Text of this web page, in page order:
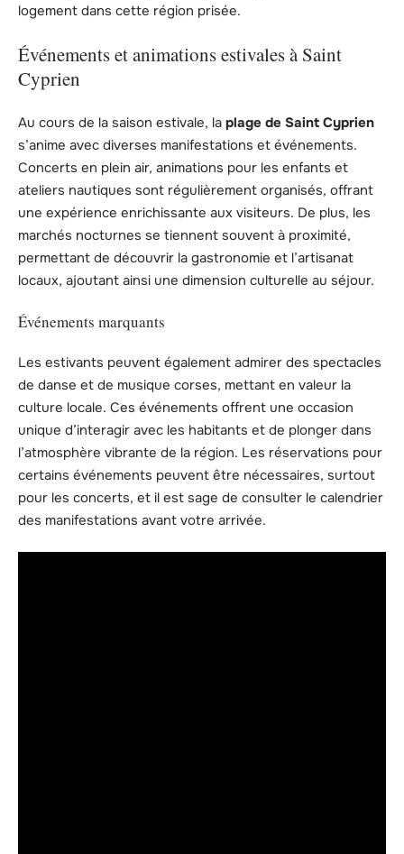
logement dans cette région prisée.
Événements et animations estivales à Saint
Cyprien
Au cours de la saison estivale, la plage de Saint Cyprien
s’anime avec diverses manifestations et événements.
Concerts en plein air, animations pour les enfants et
ateliers nautiques sont régulièrement organisés, offrant
une expérience enrichissante aux visiteurs. De plus, les
marchés nocturnes se tiennent souvent à proximité,
permettant de découvrir la gastronomie et l’artisanat
locaux, ajoutant ainsi une dimension culturelle au séjour.
Événements marquants
Les estivants peuvent également admirer des spectacles
de danse et de musique corses, mettant en valeur la
culture locale. Ces événements offrent une occasion
unique d’interagir avec les habitants et de plonger dans
l’atmosphère vibrante de la région. Les réservations pour
certains événements peuvent être nécessaires, surtout
pour les concerts, et il est sage de consulter le calendrier
des manifestations avant votre arrivée.